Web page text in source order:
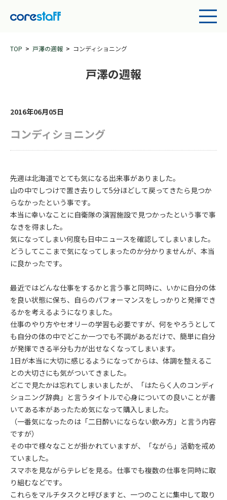
TOP 戸澤の週報 コンディショニング
戸澤の週報
2016年06月05日
コンディショニング
先週は北海道でとても気になる出来事がありました。
山の中でしつけで置き去りして5分ほどして戻ってきたら見つか
らなかったという事です。
本当に幸いなことに自衛隊の演習施設で見つかったという事で事
なきを得ました。
気になってしまい何度も日中ニュースを確認してしまいました。
どうしてここまで気になってしまったのか分かりませんが、本当
に良かったです。
最近ではどんな仕事をするかと言う事と同時に、いかに自分の体
を良い状態に保ち、自らのパフォーマンスをしっかりと発揮でき
るかを考えるようになりました。
仕事のやり方やセオリーの学習も必要ですが、何をやろうとして
も自分の体の中でどこか一つでも不調があるだけで、簡単に自分
が発揮できる半分も力が出せなくなってしまいます。
1日が本当に大切に感じるようになってからは、体調を整えるこ
との大切さにも気がついてきました。
どこで見たかは忘れてしまいましたが、「はたらく人のコンディ
ショニング辞典」と言うタイトルで心身についての良いことが書
いてある本があったため気になって購入しました。
（一番気になったのは「二日酔いにならない飲み方」と言う内容
ですが）
その中で様々なことが掛かれていますが、「ながら」活動を戒め
ていました。
スマホを見ながらテレビを見る。仕事でも複数の仕事を同時に取
り組むなどです。
これらをマルチタスクと呼びますと、一つのことに集中して取り